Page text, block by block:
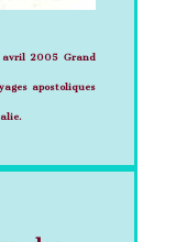
avril 2005 Grand
apostoliques